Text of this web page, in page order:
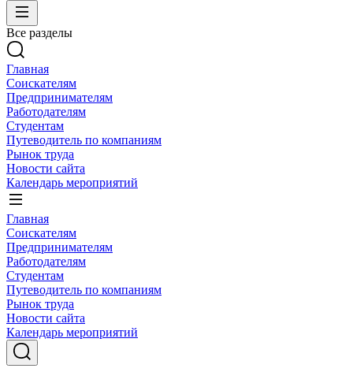
Все разделы
Главная
Соискателям
Предпринимателям
Работодателям
Студентам
Путеводитель по компаниям
Рынок труда
Новости сайта
Календарь мероприятий
Главная
Соискателям
Предпринимателям
Работодателям
Студентам
Путеводитель по компаниям
Рынок труда
Новости сайта
Календарь мероприятий